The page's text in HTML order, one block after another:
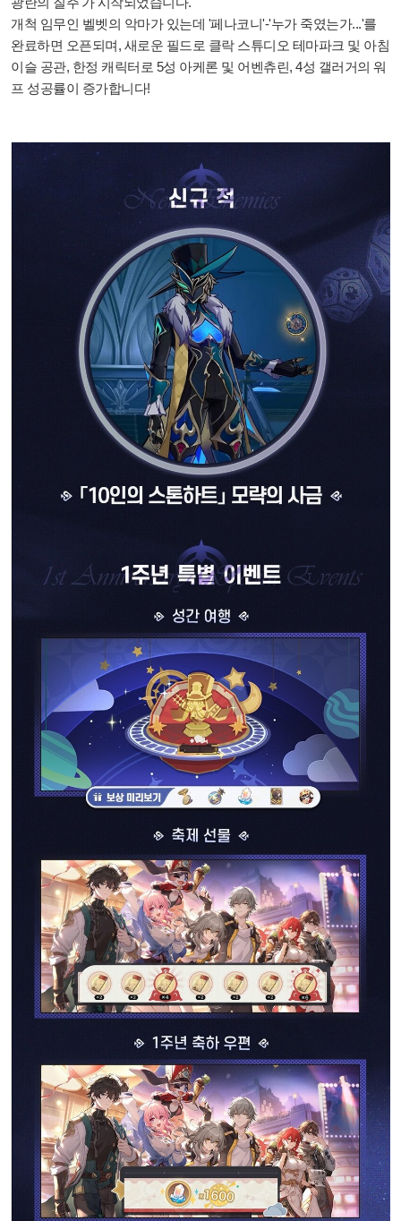
개척 임무인 벨벳의 악마가 있는데 '페나코니'-'누가 죽였는가...'를
완료하면 오픈되며, 새로운 필드로 클락 스튜디오 테마파크 및 아침
이슬 공관, 한정 캐릭터로 5성 아케론 및 어벤츄린, 4성 갤러거의 워
프 성공률이 증가합니다!